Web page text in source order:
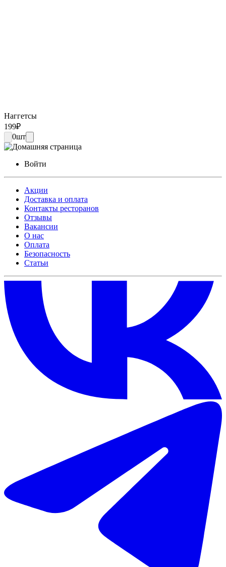
Наггетсы
199₽
0шт
Войти
Акции
Доставка и оплата
Контакты ресторанов
Отзывы
Вакансии
О нас
Оплата
Безопасность
Статьи